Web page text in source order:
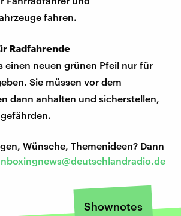
fahren.
Radfahrende
einen neuen grünen Pfeil nur für
Sie müssen vor dem
dann anhalten und sicherstellen,
Wünsche, Themenideen? Dann
Shownotes